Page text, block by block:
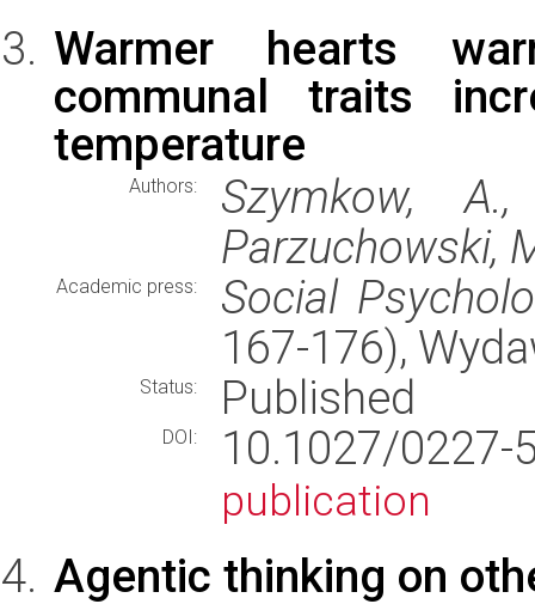
Warmer hearts
communal traits
temperature
Authors:
Szymkow,
Parzuchowski,
Academic press:
Social
167-176),
Status: Published
DOI: 10.1027/
publication
Agentic thinking on